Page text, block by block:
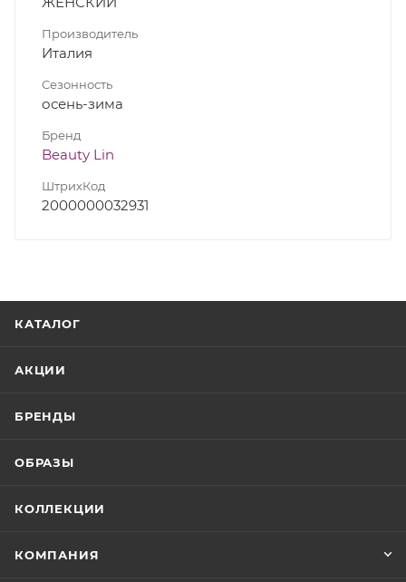
Производитель
Италия
Сезонность
осень-зима
Бренд
Beauty Lin
ШтрихКод
2000000032931
КАТАЛОГ
АКЦИИ
БРЕНДЫ
ОБРАЗЫ
КОЛЛЕКЦИИ
КОМПАНИЯ